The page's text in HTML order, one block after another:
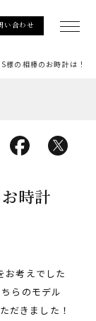
い合わせ
様の相棒のお時計は！
時計
お考えでした
らのモデル
だきました！